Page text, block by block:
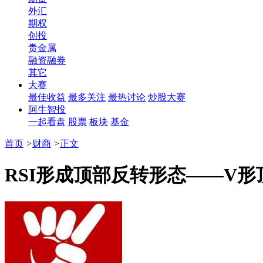
外汇
期权
创投
贵金属
融资融券
其它
大赛
最佳收益 最多关注 最热讨论 炒股大赛
阿牛智投
一起看盘 股票 板块 基金
首页 >财商 >正文
RSI形成顶部反转形态——V形